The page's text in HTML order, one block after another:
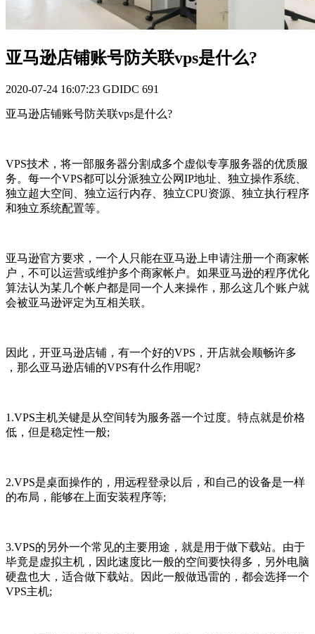
亚马逊店铺账号防关联vps是什么?
2020-07-24 16:07:23 GDIDC 691
亚马逊店铺账号防关联vps是什么?
VPS技术，将一部服务器分割成多个虚似专享服务器的优质服
务。每一个VPS都可以分派独立公网IP地址、独立操作系统、
独立超大空间、独立运行内存、独立CPU资源、独立执行程序
和独立系统配置等。
亚马逊官方要求，一个人只能在亚马逊上申请注册一个商家帐
户，不可以运营或维护多个商家帐户。如果亚马逊的程序优化
算法认为某几个帐户都是同一个人来操作，那么这几个账户就
会被亚马逊评定为互相关联。
因此，开亚马逊店铺，有一个好的VPS，开店就会顺畅许多
，那么亚马逊店铺的VPS有什么作用呢?
1.VPS主机关键是从空间转为服务器一个过度。特点就是价格
低，但是稳定性一般;
2.VPS是桌面操作的，用远程登录以后，和自己的设备是一样
的布局，能够在上面安装程序等;
3.VPS的另外一个常见的主要用途，就是用于做下载站。由于
毕竟是虚拟主机，因此速度比一般的空间要快得多，另外电脑
硬盘也大，适合做下载站。因此一般做迅雷的，都会选择一个
VPS主机;